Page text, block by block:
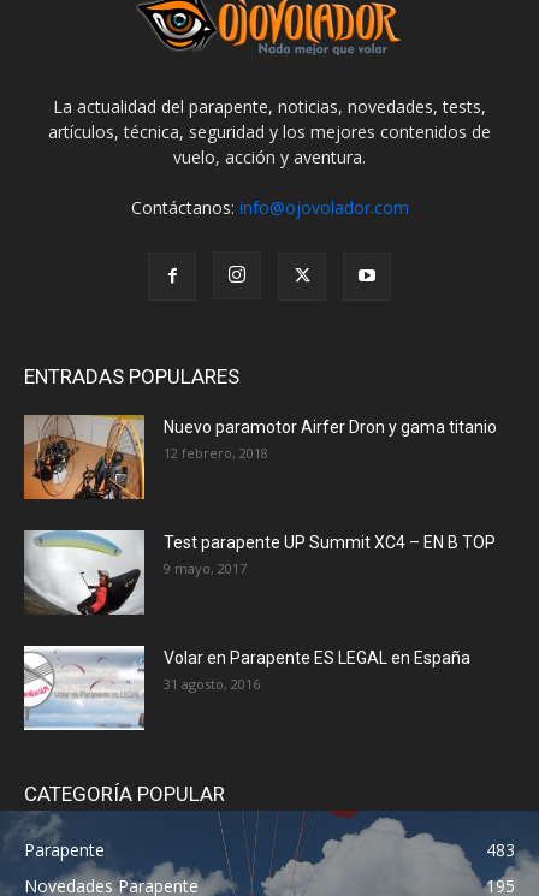
La actualidad del parapente, noticias, novedades, tests,
artículos, técnica, seguridad y los mejores contenidos de
vuelo, acción y aventura.
Contáctanos: info@ojovolador.com
ENTRADAS POPULARES
Nuevo paramotor Airfer Dron y gama titanio
12 febrero, 2018
Test parapente UP Summit XC4 – EN B TOP
9 mayo, 2017
Volar en Parapente ES LEGAL en España
31 agosto, 2016
CATEGORÍA POPULAR
Parapente
483
Novedades Parapente
195